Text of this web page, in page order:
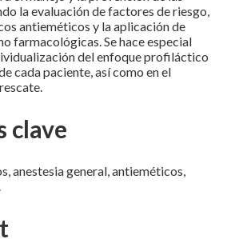
la evaluación de factores de riesgo,
antieméticos y la aplicación de
farmacológicas. Se hace especial
del enfoque profiláctico
cada paciente, así como en el
clave
anestesia general, antieméticos,